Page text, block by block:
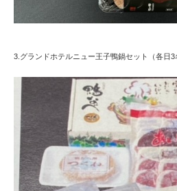
3.グランドホテルニュー王子鴨鍋セット（各日3